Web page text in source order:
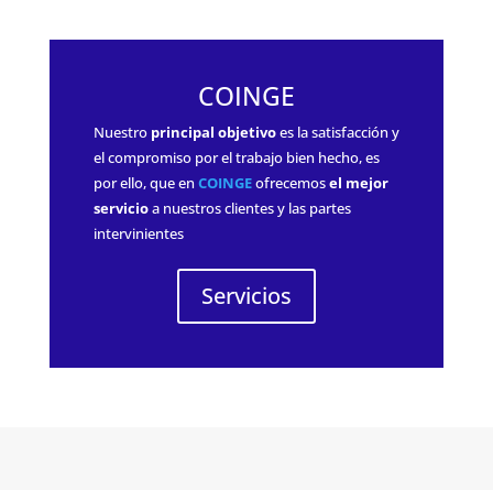
COINGE
Nuestro principal objetivoes la satisfacción y
el compromiso por el trabajo bien hecho, es
por ello, que en COINGEofrecemosel mejor
servicioa nuestros clientes y las partes
intervinientes
Servicios